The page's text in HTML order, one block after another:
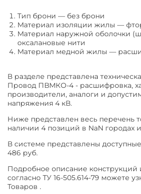
Тип брони — без брони
Материал изоляции жилы —
Материал наружной оболочки
оксалановые нити
Материал медной жилы —
В разделе представлена
Провод ПВМКО-4 - расшифровка,
производители, аналоги и
напряжения 4 кВ.
Ниже представлен весь перечень
наличии 4 позиций в NaN городах и
В системе представлены
486 руб.
Подробное описание конструкций
согласно ТУ 16-505.614-79 можете
Товаров .